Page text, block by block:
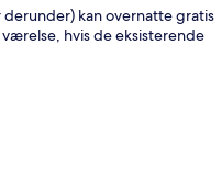
derunder) kan overnatte gratis
hvis de eksisterende